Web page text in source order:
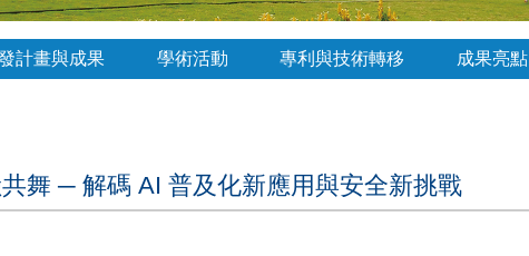
計畫與成果 學術活動 專利與技術轉移 成果亮點
舞 ─ 解碼 AI 普及化新應用與安全新挑戰